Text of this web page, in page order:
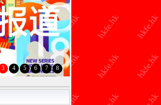
3 4 5 6 7 8